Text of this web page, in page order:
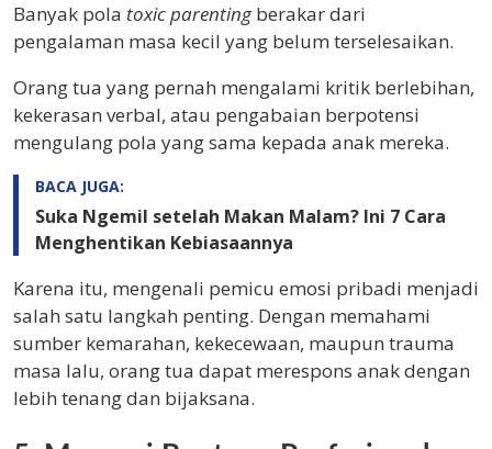
Banyak pola toxic parentingberakar dari
pengalaman masa kecil yang belum terselesaikan.
Orang tua yang pernah mengalami kritik berlebihan,
kekerasan verbal, atau pengabaian berpotensi
mengulang pola yang sama kepada anak mereka.
BACA JUGA:
Suka Ngemil setelah Makan Malam? Ini 7 Cara
Menghentikan Kebiasaannya
Karena itu, mengenali pemicu emosi pribadi menjadi
salah satu langkah penting. Dengan memahami
sumber kemarahan, kekecewaan, maupun trauma
masa lalu, orang tua dapat merespons anak dengan
lebih tenang dan bijaksana.